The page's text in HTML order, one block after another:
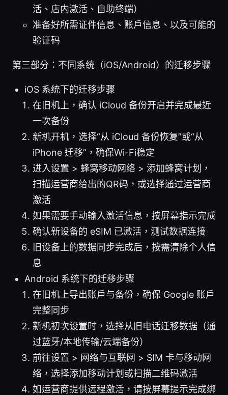
活、店内激活、自助终端）
准备好所需证件信息、账户信息、以及可能的
验证码
第三部分：不同系统（iOS/Android）的迁移步骤
iOS 系统下的迁移步骤
在旧机上，确认 iCloud 备份开启并完成最近
一次备份
新机开机，选择“从 iCloud 备份恢复”或“从
iPhone 迁移”，确保Wi-Fi稳定
进入设置 > 蜂窝移动网络 > 添加蜂窝计划，
扫描运营商给出的QR码，或选择通过运营商
激活
如果需要手动输入激活信息，按屏幕指示完成
确认新设备的 eSIM 已激活，测试数据连接
旧设备上的数据同步完成后，按需清除个人信
息
Android 系统下的迁移步骤
在旧机上导出账户与备份，确保 Google 账户
完整同步
新机初次设置时，选择从旧电话迁移数据（通
过蓝牙/本地传输/云端备份）
前往设置 > 网络与互联网 > SIM 卡与移动网
络，选择添加移动计划或扫描二维码激活
如运营商提供远程激活，请按屏幕提示完成绑